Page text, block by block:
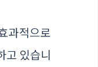
과적으로
고 있습니